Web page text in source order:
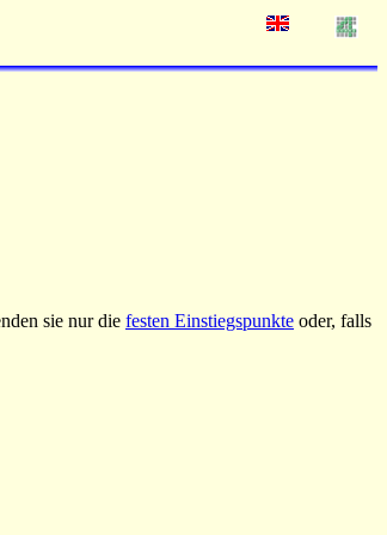
sie nur die festen Einstiegspunkte oder, falls